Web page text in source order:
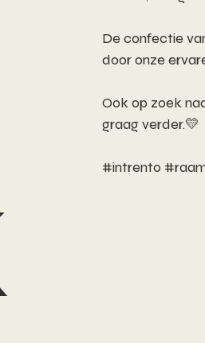
De confectie
door onze
Ook op zoek
graag verder.💛
#intrento